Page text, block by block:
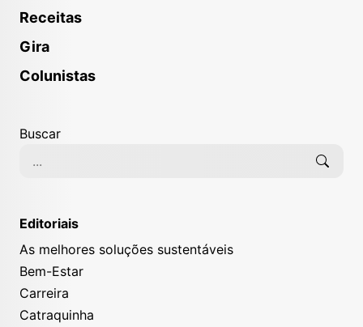
Receitas
Gira
Colunistas
Buscar
Editoriais
As melhores soluções sustentáveis
Bem-Estar
Carreira
Catraquinha